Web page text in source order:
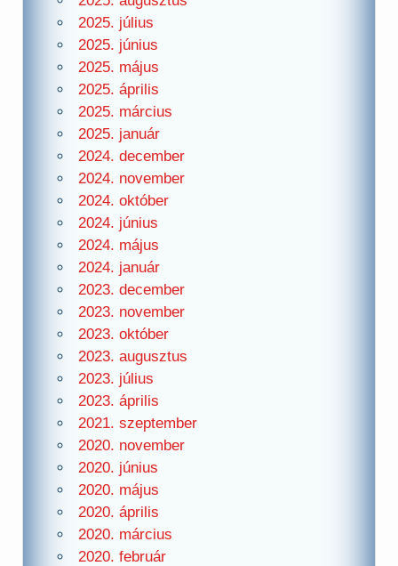
2025. július
2025. június
2025. május
2025. április
2025. március
2025. január
2024. december
2024. november
2024. október
2024. június
2024. május
2024. január
2023. december
2023. november
2023. október
2023. augusztus
2023. július
2023. április
2021. szeptember
2020. november
2020. június
2020. május
2020. április
2020. március
2020. február